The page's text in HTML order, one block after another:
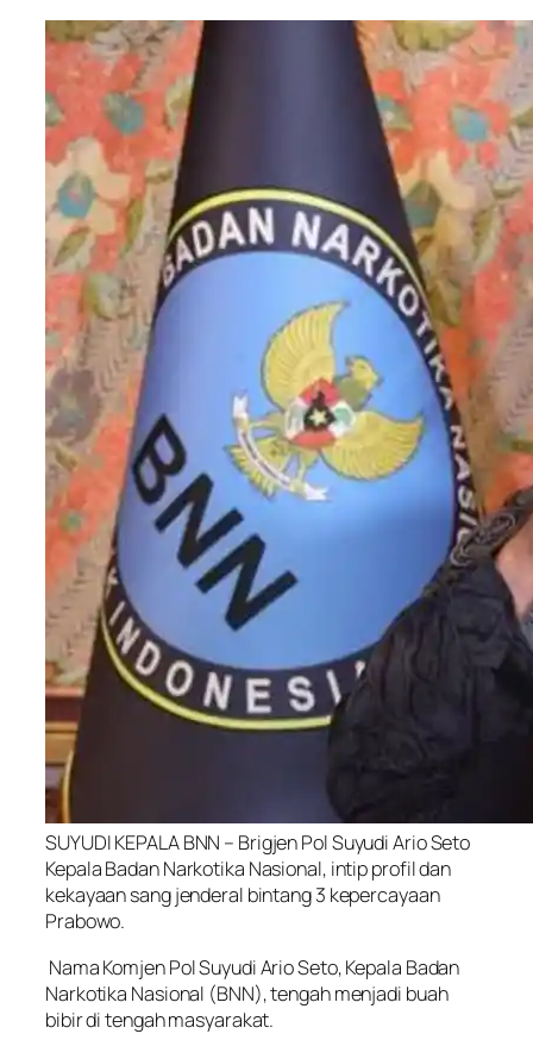
SUYUDI KEPALA BNN – Brigjen Pol Suyudi Ario Seto
Kepala Badan Narkotika Nasional, intip profil dan
kekayaan sang jenderal bintang 3 kepercayaan
Prabowo.
Nama Komjen Pol Suyudi Ario Seto, Kepala Badan
Narkotika Nasional (BNN), tengah menjadi buah
bibir di tengah masyarakat.